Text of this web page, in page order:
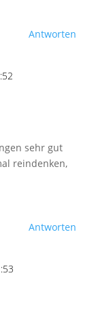
Antworten
sehr gut
reindenken,
Antworten